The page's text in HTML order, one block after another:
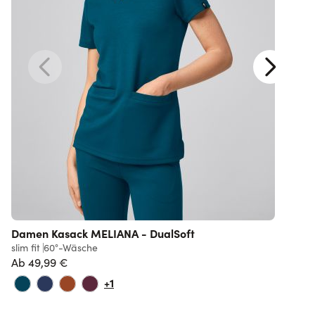
Damen Kasack MELIANA - DualSoft
slim fit 60°-Wäsche
Ab 49,99 €
+1